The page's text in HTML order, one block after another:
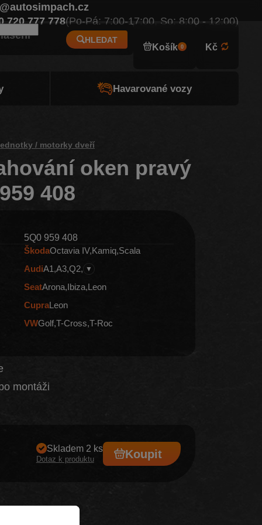
720 777 778(Po-Pá: 7:00-17:00, So: 8:00 - 12:00)
Havarované vozy
HLEDAT
Košík 0 Kč
/ motorky dveří
oken pravý
408
5Q0 959 408
ŠkodaOctavia IV Kamiq Scala
AudiA1 A3 Q2 ▼
SeatArona Ibiza
Leon
Cupra Leon
VWGolf T-Cross T-Roc
montáži
Skladem 2 ks
Dotaz k produktu Koupit